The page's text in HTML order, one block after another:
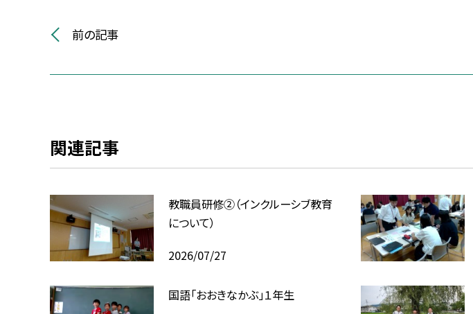
前の記事
関連記事
教職員研修②（インクルーシブ教育
について）
2026/07/27
国語「おおきなかぶ」１年生